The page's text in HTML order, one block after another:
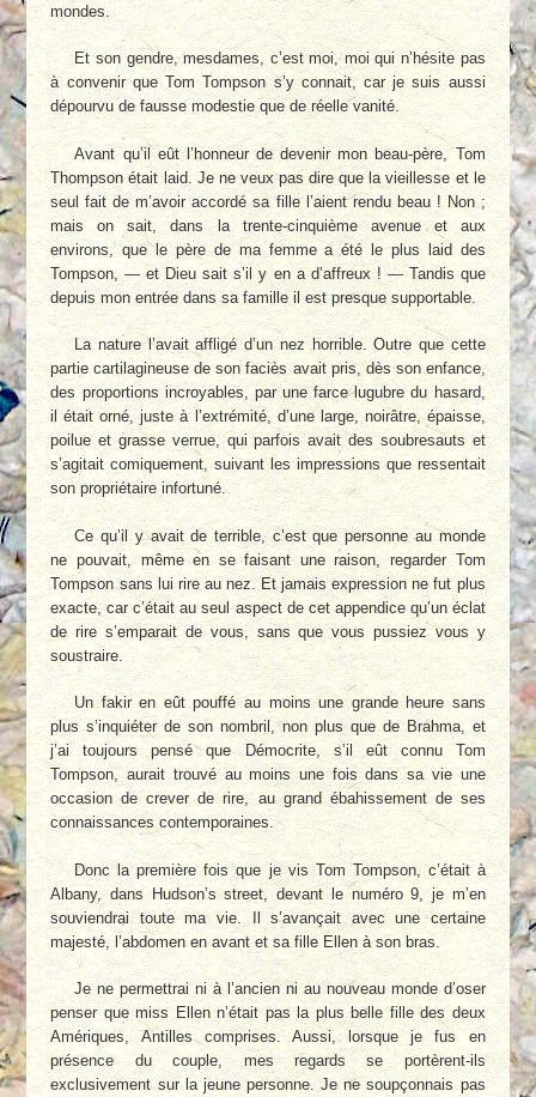
mondes.
Et son gendre, mesdames, c’est moi, moi qui n’hésite pas
à convenir que Tom Tompson s’y connait, car je suis aussi
dépourvu de fausse modestie que de réelle vanité.
Avant qu’il eût l’honneur de devenir mon beau-père, Tom
Thompson était laid. Je ne veux pas dire que la vieillesse et le
seul fait de m’avoir accordé sa fille l’aient rendu beau ! Non ;
mais on sait, dans la trente-cinquième avenue et aux
environs, que le père de ma femme a été le plus laid des
Tompson, — et Dieu sait s’il y en a d’affreux ! — Tandis que
depuis mon entrée dans sa famille il est presque supportable.
La nature l’avait affligé d’un nez horrible. Outre que cette
partie cartilagineuse de son faciès avait pris, dès son enfance,
des proportions incroyables, par une farce lugubre du hasard,
il était orné, juste à l’extrémité, d’une large, noirâtre, épaisse,
poilue et grasse verrue, qui parfois avait des soubresauts et
s’agitait comiquement, suivant les impressions que ressentait
son propriétaire infortuné.
Ce qu’il y avait de terrible, c’est que personne au monde
ne pouvait, même en se faisant une raison, regarder Tom
Tompson sans lui rire au nez. Et jamais expression ne fut plus
exacte, car c’était au seul aspect de cet appendice qu’un éclat
de rire s’emparait de vous, sans que vous pussiez vous y
soustraire.
Un fakir en eût pouffé au moins une grande heure sans
plus s’inquiéter de son nombril, non plus que de Brahma, et
j’ai toujours pensé que Démocrite, s’il eût connu Tom
Tompson, aurait trouvé au moins une fois dans sa vie une
occasion de crever de rire, au grand ébahissement de ses
connaissances contemporaines.
Donc la première fois que je vis Tom Tompson, c’était à
Albany, dans Hudson’s street, devant le numéro 9, je m’en
souviendrai toute ma vie. Il s’avançait avec une certaine
majesté, l’abdomen en avant et sa fille Ellen à son bras.
Je ne permettrai ni à l’ancien ni au nouveau monde d’oser
penser que miss Ellen n’était pas la plus belle fille des deux
Amériques, Antilles comprises. Aussi, lorsque je fus en
présence du couple, mes regards se portèrent-ils
exclusivement sur la jeune personne. Je ne soupçonnais pas